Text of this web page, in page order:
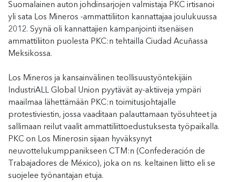
Suomalainen auton johdinsarjojen valmistaja PKC irtisanoi
yli sata Los Mineros -ammattiliiton kannattajaa joulukuussa
2012. Syynä oli kannattajien kampanjointi itsenäisen
ammattiliiton puolesta PKC:n tehtailla Ciudad Acuñassa
Meksikossa.
Los Mineros ja kansainvälinen teollisuustyöntekijäin
IndustriALL Global Union pyytävät ay-aktiiveja ympäri
maailmaa lähettämään PKC:n toimitusjohtajalle
protestiviestin, jossa vaaditaan palauttamaan työsuhteet ja
sallimaan reilut vaalit ammattiliittoedustuksesta työpaikalla.
PKC on Los Minerosin sijaan hyväksynyt
neuvottelukumppanikseen CTM:n (Confederación de
Trabajadores de México), joka on ns. keltainen liitto eli se
suojelee työnantajan etuja.